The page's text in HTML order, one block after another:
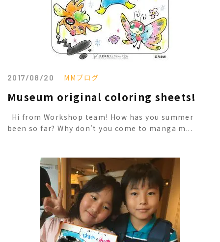
2017/08/20 MMブログ
Museum original coloring sheets!
Hi from Workshop team! How has you summer
been so far? Why don't you come to manga m...